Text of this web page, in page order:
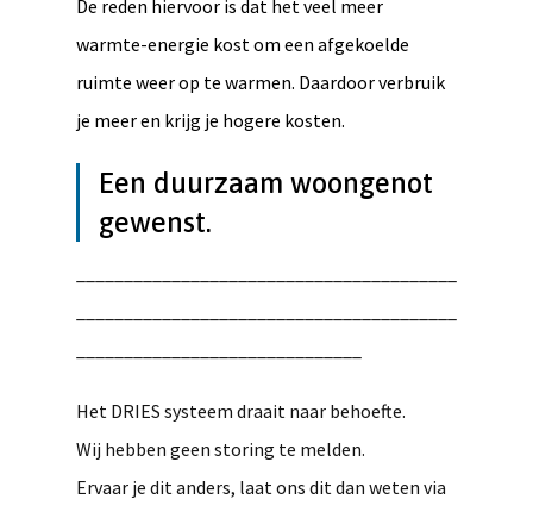
De reden hiervoor is dat het veel meer
warmte-energie kost om een afgekoelde
ruimte weer op te warmen. Daardoor verbruik
je meer en krijg je hogere kosten.
Een duurzaam woongenot
gewenst.
Het DRIES systeem draait naar behoefte.
Wij hebben geen storing te melden.
Ervaar je dit anders, laat ons dit dan weten via